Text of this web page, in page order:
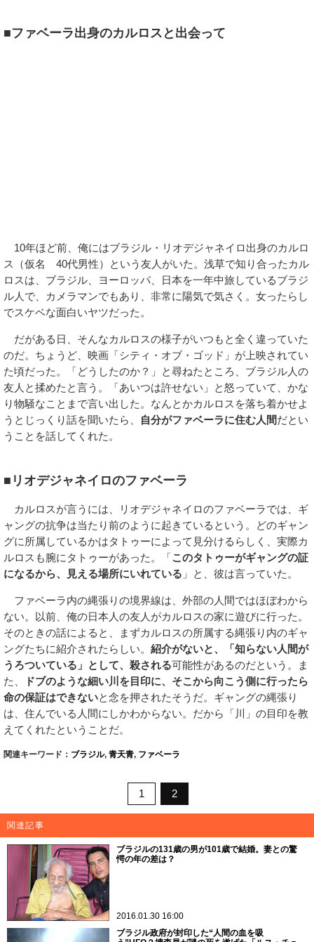
■ファベーラ出身のカルロスと出会って
10年ほど前、俺にはブラジル・リオデジャネイロ出身のカルロ
ス（仮名 40代男性）という友人がいた。浅草で知り合ったカル
ロスは、ブラジル、ヨーロッパ、日本を一年中旅しているブラジ
ル人で、カメラマンでもあり、非常に陽気で気さく。女ったらし
でスケベな面白いヤツだった。
だがある日、そんなカルロスの様子がいつもと全く違っていた
のだ。ちょうど、映画「シティ・オブ・ゴッド」が上映されてい
た頃だった。「どうしたのか？」と尋ねたところ、ブラジル人の
友人と揉めたと言う。「あいつは許せない」と怒っていて、かな
り物騒なことまで言い出した。なんとかカルロスを落ち着かせよ
うとじっくり話を聞いたら、
自分がファベーラに住む人間だとい
うことを話してくれた。
■リオデジャネイロのファベーラ
カルロスが言うには、リオデジャネイロのファベーラでは、ギ
ャングの抗争は当たり前のように起きているという。どのギャン
グに所属しているかはタトゥーによって見分けるらしく、実際カ
ルロスも腕にタトゥーがあった。「このタトゥーがギャングの証
になるから、見える場所にいれている 」と、彼は言っていた。
ファベーラ内の縄張りの境界線は、外部の人間ではほぼわから
ない。以前、俺の日本人の友人がカルロスの家に遊びに行った。
そのときの話によると、まずカルロスの所属する縄張り内のギャ
ングたちに紹介されたらしい。 紹介がないと、「知らない人間が
うろついている」として、殺される可能性があるのだという。ま
た、
ドブのような細い川を目印に、そこから向こう側に行ったら
命の保証はできないと念を押されたそうだ。ギャングの縄張り
は、住んでいる人間にしかわからない。だから「川」の目印を教
えてくれたということだ。
関連キーワード： ブラジル, 青天青, ファベーラ
1 2
関連記事
ブラジルの131歳の男が101歳で結婚。妻との驚
愕の年の差は？
2016.01.30 16:00
ブラジル政府が封印した“人間の血を吸